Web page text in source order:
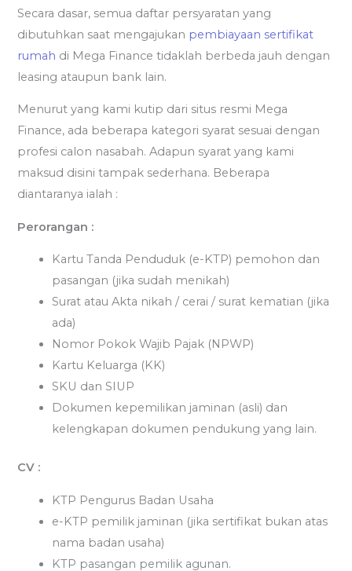
Secara dasar, semua daftar persyaratan yang
dibutuhkan saat mengajukan pembiayaan sertifikat
rumah di Mega Finance tidaklah berbeda jauh dengan
leasing ataupun bank lain.
Menurut yang kami kutip dari situs resmi Mega
Finance, ada beberapa kategori syarat sesuai dengan
profesi calon nasabah. Adapun syarat yang kami
maksud disini tampak sederhana. Beberapa
diantaranya ialah :
Perorangan :
Kartu Tanda Penduduk (e-KTP) pemohon dan
pasangan (jika sudah menikah)
Surat atau Akta nikah / cerai / surat kematian (jika
ada)
Nomor Pokok Wajib Pajak (NPWP)
Kartu Keluarga (KK)
SKU dan SIUP
Dokumen kepemilikan jaminan (asli) dan
kelengkapan dokumen pendukung yang lain.
CV :
KTP Pengurus Badan Usaha
e-KTP pemilik jaminan (jika sertifikat bukan atas
nama badan usaha)
KTP pasangan pemilik agunan.